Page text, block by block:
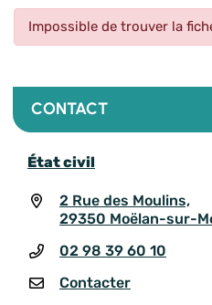
Impossible de trouver la
CONTACT
État civil
2 Rue des Moulins,
29350 Moëlan-sur-
02 98 39 60 10
Contacter